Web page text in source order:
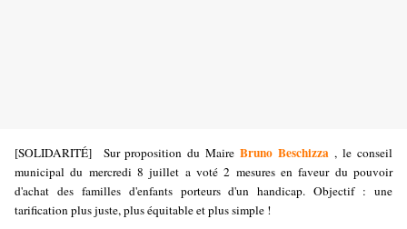
[SOLIDARITÉ] Sur proposition du Maire Bruno Beschizza , le conseil
municipal du mercredi 8 juillet a voté 2 mesures en faveur du pouvoir
d'achat des familles d'enfants porteurs d'un handicap. Objectif : une
tarification plus juste, plus équitable et plus simple !